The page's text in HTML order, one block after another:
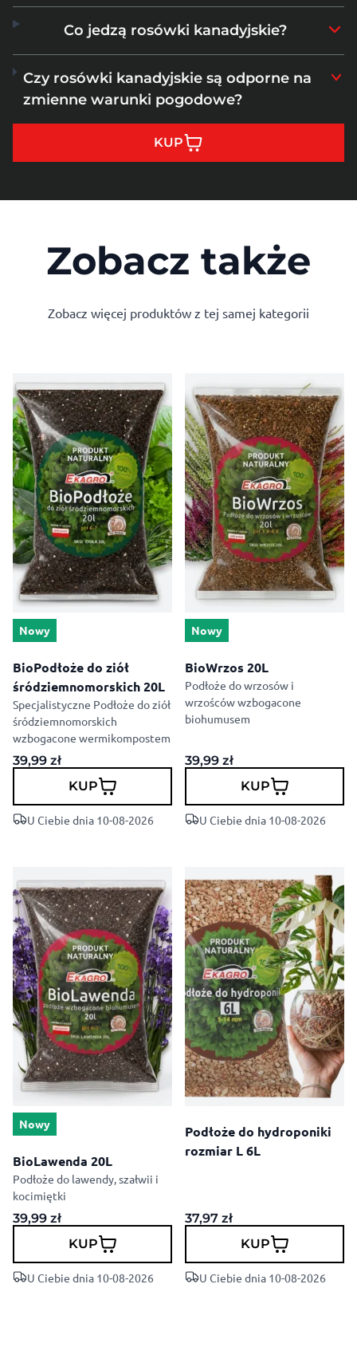
Co jedzą rosówki kanadyjskie?
Czy rosówki kanadyjskie są odporne na
zmienne warunki pogodowe?
KUP
Zobacz także
Zobacz więcej produktów z tej samej kategorii
Nowy
BioPodłoże do ziół
śródziemnomorskich 20L
Specjalistyczne Podłoże do ziół
śródziemnomorskich
wzbogacone wermikompostem
39,99 zł
KUP
U Ciebie dnia 10-08-2026
Nowy
BioWrzos 20L
Podłoże do wrzosów i
wrzośców wzbogacone
biohumusem
39,99 zł
KUP
U Ciebie dnia 10-08-2026
Nowy
BioLawenda 20L
Podłoże do lawendy, szałwii i
kocimiętki
39,99 zł
KUP
U Ciebie dnia 10-08-2026
Podłoże do hydroponiki
rozmiar L 6L
37,97 zł
KUP
U Ciebie dnia 10-08-2026